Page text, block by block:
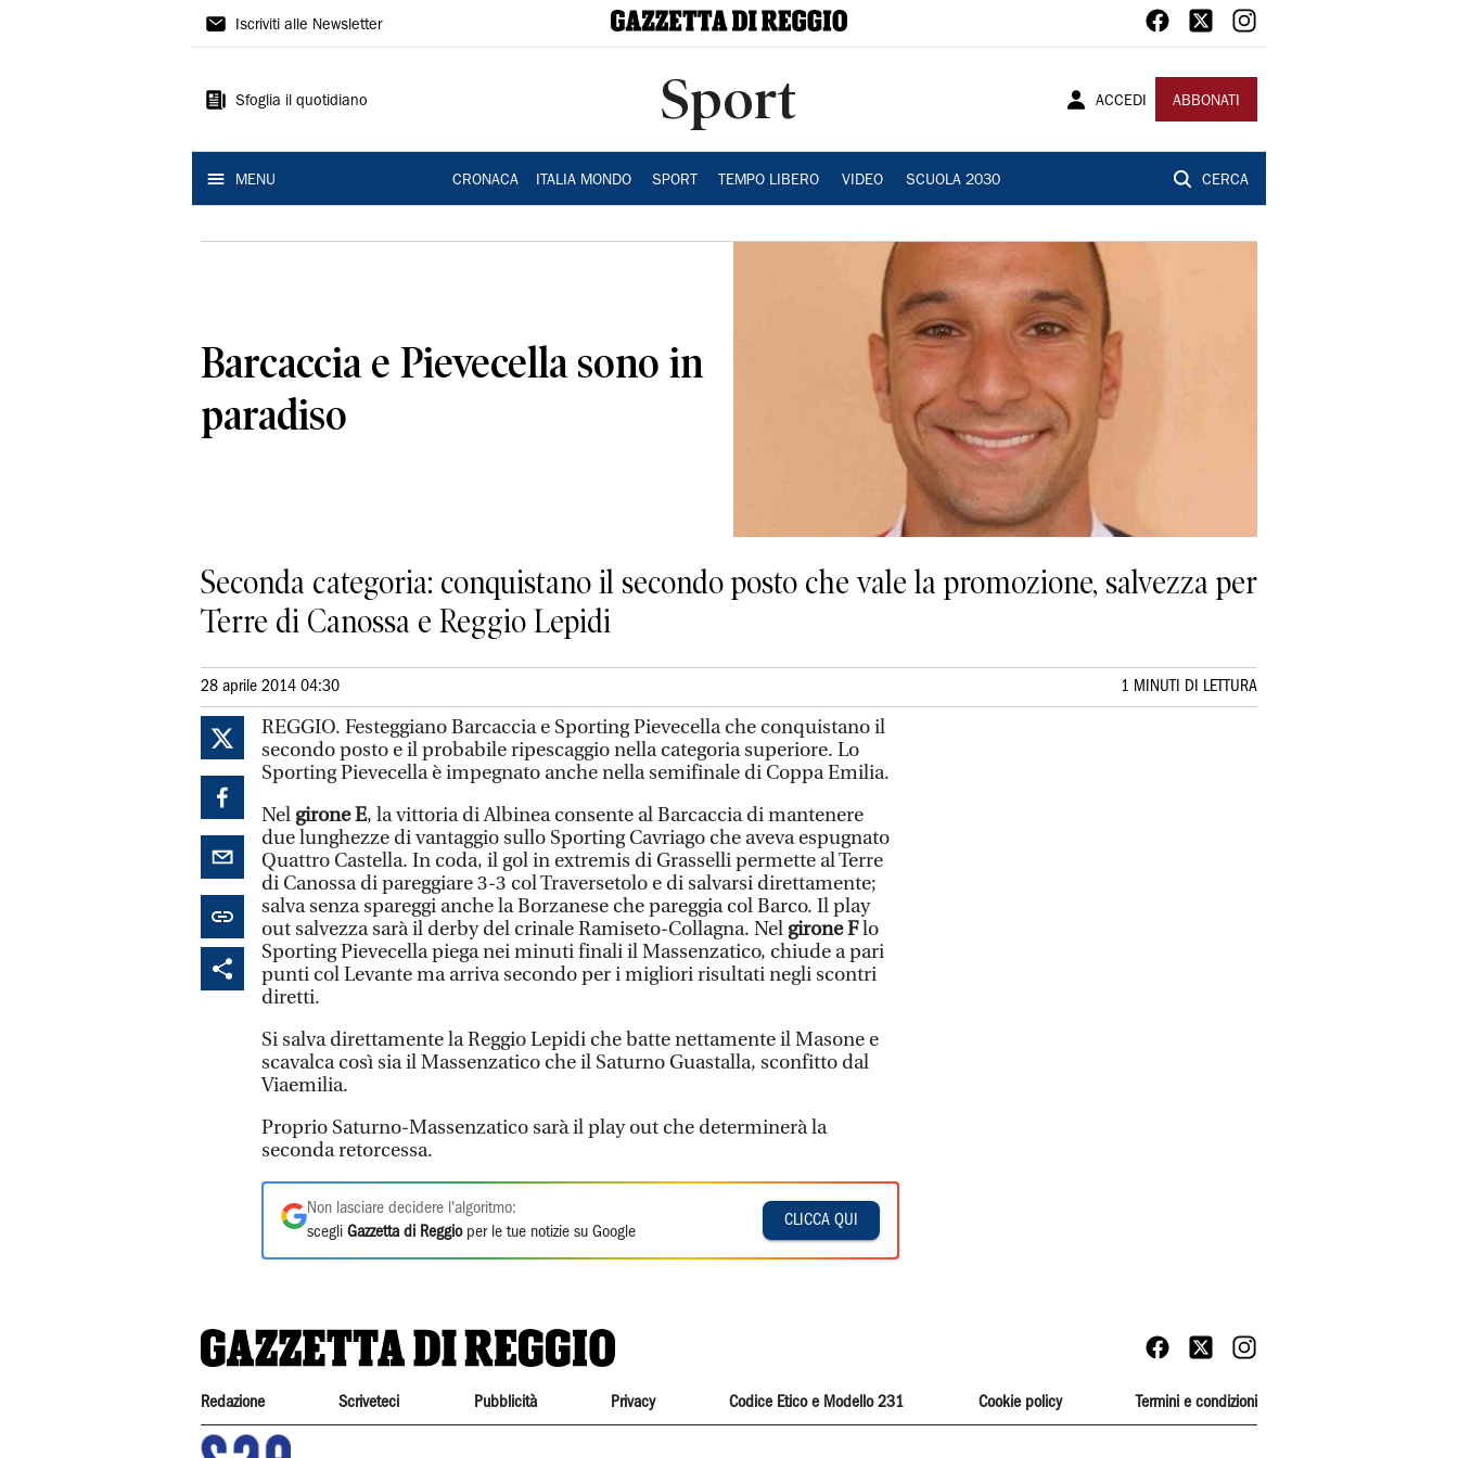
Gazzetta
Reggio
Iscriviti alle Newsletter
Sfoglia il quotidiano Sport ACCEDI ABBONATI
MENU CRONACA ITALIA MONDO SPORT TEMPO LIBERO VIDEO SCUOLA 2030 CERCA
Barcaccia e Pievecella sono in
paradiso
Seconda categoria: conquistano il secondo posto che vale la promozione, salvezza per
Terre di Canossa e Reggio Lepidi
28 aprile 2014 04:30 1 MINUTI DI LETTURA
REGGIO. Festeggiano Barcaccia e Sporting Pievecella che conquistano il
secondo posto e il probabile ripescaggio nella categoria superiore. Lo
Sporting Pievecella è impegnato anche nella semifinale di Coppa Emilia.
Nel girone E, la vittoria di Albinea consente al Barcaccia di mantenere
due lunghezze di vantaggio sullo Sporting Cavriago che aveva espugnato
Quattro Castella. In coda, il gol in extremis di Grasselli permette al Terre
di Canossa di pareggiare 3-3 col Traversetolo e di salvarsi direttamente;
salva senza spareggi anche la Borzanese che pareggia col Barco. Il play
out salvezza sarà il derby del crinale Ramiseto-Collagna. Nel girone Flo
Sporting Pievecella piega nei minuti finali il Massenzatico, chiude a pari
punti col Levante ma arriva secondo per i migliori risultati negli scontri
diretti.
Si salva direttamente la Reggio Lepidi che batte nettamente il Masone e
scavalca così sia il Massenzatico che il Saturno Guastalla, sconfitto dal
Viaemilia.
Proprio Saturno-Massenzatico sarà il play out che determinerà la
seconda retorcessa.
Non lasciare decidere l'algoritmo:
scegli Gazzetta di Reggioper le tue notizie su Google
CLICCA QUI
Redazione Scriveteci Pubblicità Privacy Codice Etico e Modello 231 Cookie policy Termini e condizioni